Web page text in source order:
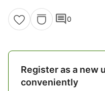
comment0
Register as a new
conveniently